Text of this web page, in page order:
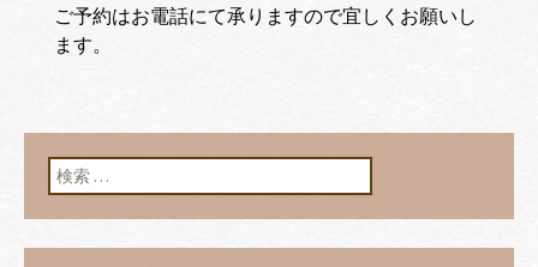
ご予約はお電話にて承りますので宜しくお願いし
ます。
検索: